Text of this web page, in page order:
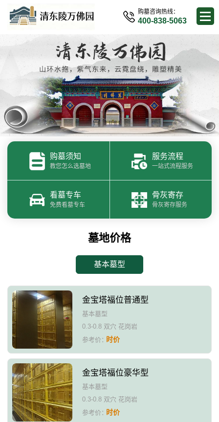
购墓咨询热线：
400-838-5063
购墓须知
教您怎么选墓地
服务流程
一站式流程服务
看墓专车
免费看墓专车
骨灰寄存
骨灰寄存服务
墓地价格
基本墓型
金宝塔福位普通型
基本墓型
0.3-0.8 双穴 花岗岩
参考价：时价
金宝塔福位豪华型
基本墓型
0.3-0.8 双穴 花岗岩
参考价：时价